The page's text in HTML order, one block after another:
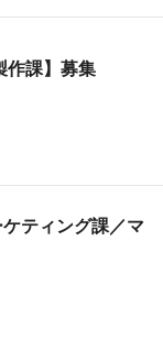
作課】募集
ティング課／マ